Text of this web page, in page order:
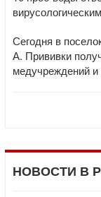
Сегодня в
А. Прививки
медучреждений
НОВОСТИ В